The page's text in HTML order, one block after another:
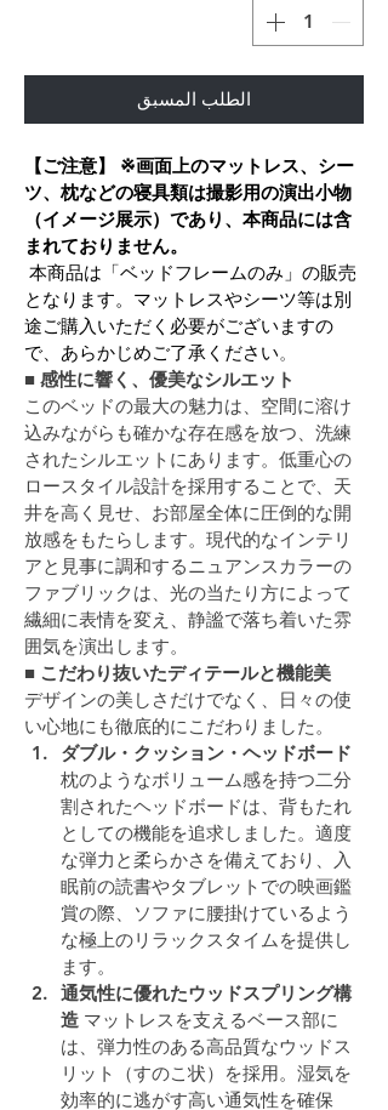
الطلب المسبق
【ご注意】
※画面上のマットレス、シー
ツ、枕などの寝具類は撮影用の演出小物
（イメージ展示）であり、本商品には含
まれておりません。
となります。マットレスやシーツ等は別
途ご購入いただく必要がございますの
で、あらかじめご了承ください。
■ 感性に響く、優美なシルエット
このベッドの最大の魅力は、空間に溶け
込みながらも確かな存在感を放つ、洗練
されたシルエットにあります。低重心の
ロースタイル設計を採用することで、天
井を高く見せ、お部屋全体に圧倒的な開
放感をもたらします。現代的なインテリ
アと見事に調和するニュアンスカラーの
ファブリックは、光の当たり方によって
繊細に表情を変え、静謐で落ち着いた雰
囲気を演出します。
■ こだわり抜いたディテールと機能美
デザインの美しさだけでなく、日々の使
い心地にも徹底的にこだわりました。
ダブル・クッション・ヘッドボード
枕のようなボリューム感を持つ二分
割されたヘッドボードは、背もたれ
としての機能を追求しました。適度
な弾力と柔らかさを備えており、入
眠前の読書やタブレットでの映画鑑
賞の際、ソファに腰掛けているよう
な極上のリラックスタイムを提供し
ます。
通気性に優れたウッドスプリング構
造 マットレスを支えるベース部に
は、弾力性のある高品質なウッドス
リット（すのこ状）を採用。湿気を
効率的に逃がす高い通気性を確保